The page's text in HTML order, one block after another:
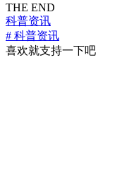
THE END
科普资讯
# 科普资讯
喜欢就支持一下吧